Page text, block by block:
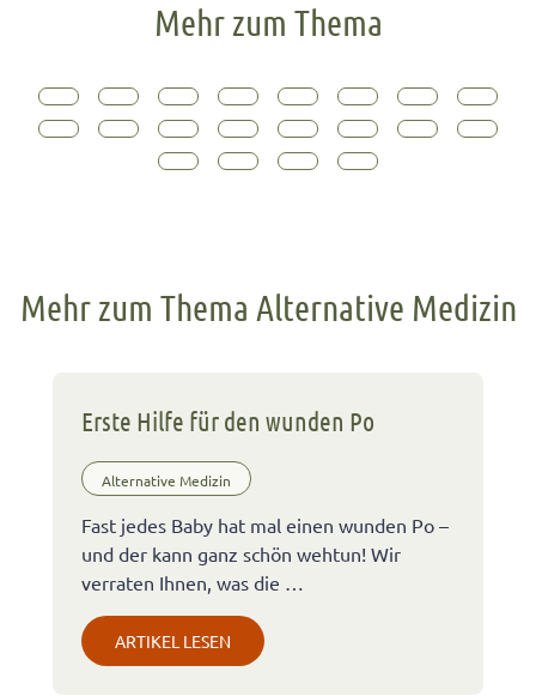
Mehr zum Thema
Mehr zum Thema Alternative Medizin
Erste Hilfe für den wunden Po
Alternative Medizin
Fast jedes Baby hat mal einen wunden Po –
und der kann ganz schön wehtun! Wir
verraten Ihnen, was die …
ARTIKEL LESEN